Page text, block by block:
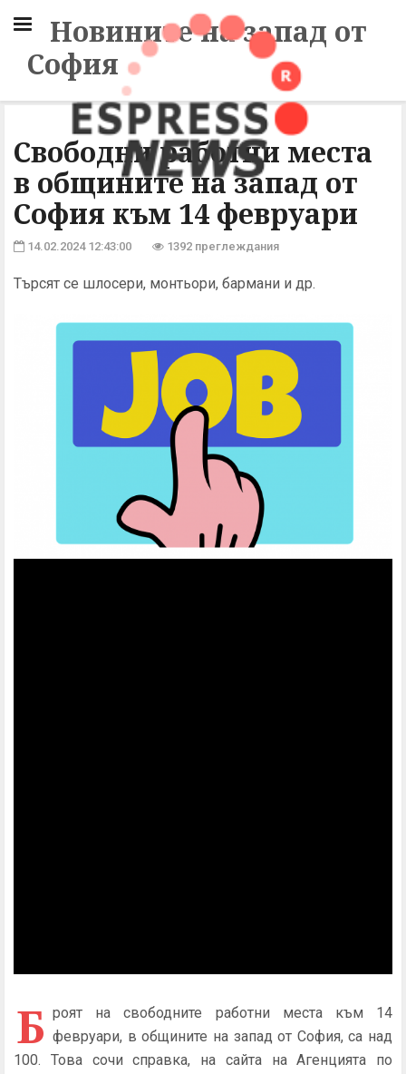
Новините на запад от
София
Свободни работни места
в общините на запад от
София към 14 февруари
14.02.2024 12:43:00 1392 преглеждания
Търсят се шлосери, монтьори, бармани и др.
Б роят на свободните работни места към 14
февруари, в общините на запад от София, са над
100. Това сочи справка, на сайта на Агенцията по